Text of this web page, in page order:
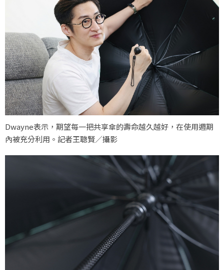
Dwayne表示，期望每一把共享傘的壽命越久越好，在使用週期
內被充分利用。記者王聰賢／攝影